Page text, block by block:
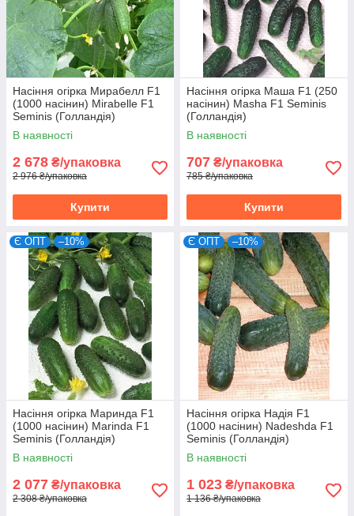
Насіння огірка Мирабелл F1
(1000 насінин) Mirabelle F1
Seminis (Голландія)
В наявності
2 678 ₴/упаковка
2 976 ₴/упаковка
Купити
Насіння огірка Маша F1 (250
насінин) Masha F1 Seminis
(Голландія)
В наявності
707 ₴/упаковка
785 ₴/упаковка
Купити
Є ОПТ –10%
Насіння огірка Маринда F1
(1000 насінин) Marinda F1
Seminis (Голландія)
В наявності
2 077 ₴/упаковка
2 308 ₴/упаковка
Є ОПТ –10%
Насіння огірка Надія F1
(1000 насінин) Nadeshda F1
Seminis (Голландія)
В наявності
1 023 ₴/упаковка
1 136 ₴/упаковка